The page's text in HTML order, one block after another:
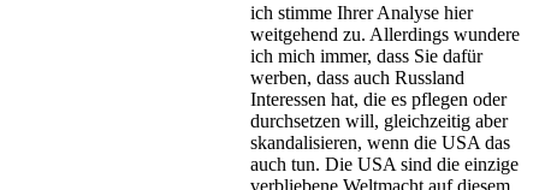
ich stimme Ihrer Analyse hier
weitgehend zu. Allerdings wundere
ich mich immer, dass Sie dafür
werben, dass auch Russland
Interessen hat, die es pflegen oder
durchsetzen will, gleichzeitig aber
skandalisieren, wenn die USA das
auch tun. Die USA sind die einzige
verbliebene Weltmacht auf diesem